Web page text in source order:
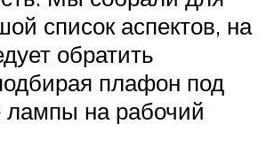
список аспектов, на
обратить
плафон под
лампы на рабочий